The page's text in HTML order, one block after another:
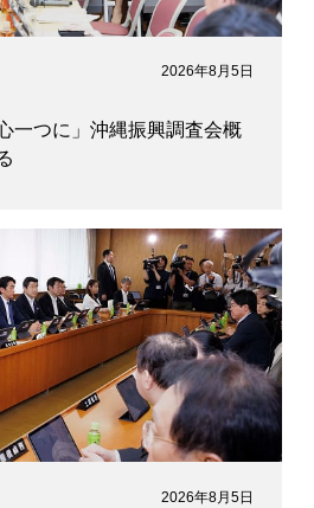
2026年8月5日
一つに」沖縄振興調査会概
2026年8月5日